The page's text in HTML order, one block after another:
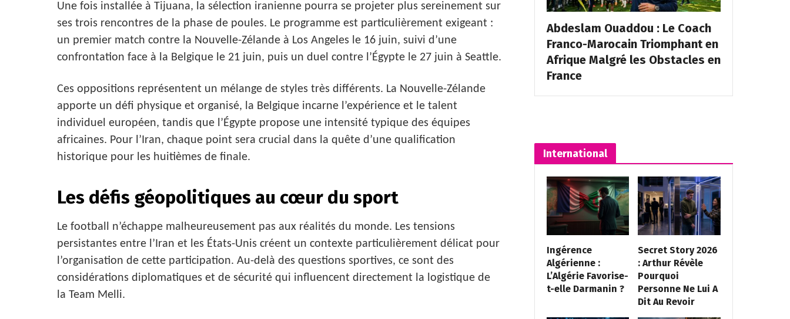
Une fois installée à Tijuana, la sélection iranienne pourra se projeter plus sereinement sur
ses trois rencontres de la phase de poules. Le programme est particulièrement exigeant :
un premier match contre la Nouvelle-Zélande à Los Angeles le 16 juin, suivi d’une
confrontation face à la Belgique le 21 juin, puis un duel contre l’Égypte le 27 juin à Seattle.
Ces oppositions représentent un mélange de styles très différents. La Nouvelle-Zélande
apporte un défi physique et organisé, la Belgique incarne l’expérience et le talent
individuel européen, tandis que l’Égypte propose une intensité typique des équipes
africaines. Pour l’Iran, chaque point sera crucial dans la quête d’une qualification
historique pour les huitièmes de finale.
Les défis géopolitiques au cœur du sport
Le football n’échappe malheureusement pas aux réalités du monde. Les tensions
persistantes entre l’Iran et les États-Unis créent un contexte particulièrement délicat pour
l’organisation de cette participation. Au-delà des questions sportives, ce sont des
considérations diplomatiques et de sécurité qui influencent directement la logistique de
la Team Melli.
Abdeslam Ouaddou : Le Coach
Franco-Marocain Triomphant en
Afrique Malgré les Obstacles en
France
International
Ingérence
Algérienne :
L’Algérie Favorise-
t-elle Darmanin ?
Secret Story 2026
: Arthur Révèle
Pourquoi
Personne Ne Lui A
Dit Au Revoir